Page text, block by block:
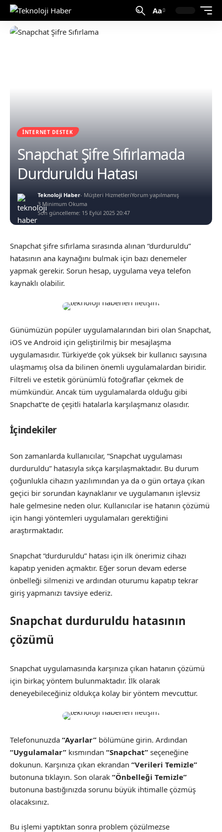
Aa
İNTERNET DESTEK
Snapchat Şifre Sıfırlamada
Durduruldu Hatası
Son güncelleme: 15 Eylül 2025 20:47
Teknoloji Haber- Müşteri HizmetleriYorum yapılmamış
3 Minimum Okuma
Snapchat şifre sıfırlama sırasında alınan “durduruldu”
hatasının ana kaynağını bulmak için bazı denemeler
yapmak gerekir. Sorun hesap, uygulama veya telefon
kaynaklı olabilir.
Günümüzün popüler uygulamalarından biri olan Snapchat,
iOS ve Android için geliştirilmiş bir mesajlaşma
uygulamasıdır. Türkiye’de çok yüksek bir kullanıcı sayısına
ulaşmamış olsa da bilinen önemli uygulamalardan biridir.
Filtreli ve estetik görünümlü fotoğraflar çekmek de
mümkündür. Ancak tüm uygulamalarda olduğu gibi
Snapchat’te de çeşitli hatalarla karşılaşmanız olasıdır.
İçindekiler
Son zamanlarda kullanıcılar, “Snapchat uygulaması
durduruldu” hatasıyla sıkça karşılaşmaktadır. Bu durum
çoğunlukla cihazın yazılımından ya da o gün ortaya çıkan
geçici bir sorundan kaynaklanır ve uygulamanın işlevsiz
hale gelmesine neden olur. Kullanıcılar ise hatanın çözümü
için hangi yöntemleri uygulamaları gerektiğini
araştırmaktadır.
Snapchat “durduruldu” hatası için ilk önerimiz cihazı
kapatıp yeniden açmaktır. Eğer sorun devam ederse
önbelleği silmenizi ve ardından oturumu kapatıp tekrar
giriş yapmanızı tavsiye ederiz.
Snapchat durduruldu hatasının
çözümü
Snapchat uygulamasında karşınıza çıkan hatanın çözümü
için birkaç yöntem bulunmaktadır. İlk olarak
deneyebileceğiniz oldukça kolay bir yöntem mevcuttur.
Telefonunuzda “Ayarlar” bölümüne girin. Ardından
“Uygulamalar” kısmından “Snapchat” seçeneğine
dokunun. Karşınıza çıkan ekrandan “Verileri Temizle”
butonuna tıklayın. Son olarak “Önbelleği Temizle”
butonuna bastığınızda sorunu büyük ihtimalle çözmüş
olacaksınız.
Bu işlemi yaptıktan sonra problem çözülmezse